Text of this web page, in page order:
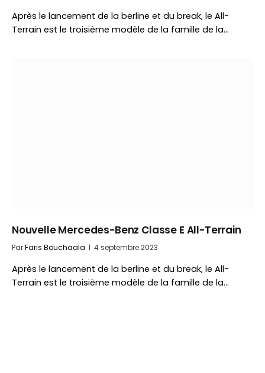
Après le lancement de la berline et du break, le All-
Terrain est le troisième modèle de la famille de la…
Nouvelle Mercedes-Benz Classe E All-Terrain
ParFaris Bouchaala 4 septembre 2023
Après le lancement de la berline et du break, le All-
Terrain est le troisième modèle de la famille de la…